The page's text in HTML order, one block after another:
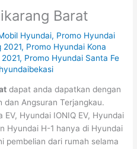
Barat
Hyundai, Promo Hyundai
2021, Promo Hyundai Kona
, Promo Hyundai Santa Fe
hyundaibekasi
dapat anda dapatkan dengan
dan Angsuran Terjangkau.
Hyundai IONIQ EV, Hyundai
Hyundai H-1 hanya di Hyundai
pembelian dari rumah selama